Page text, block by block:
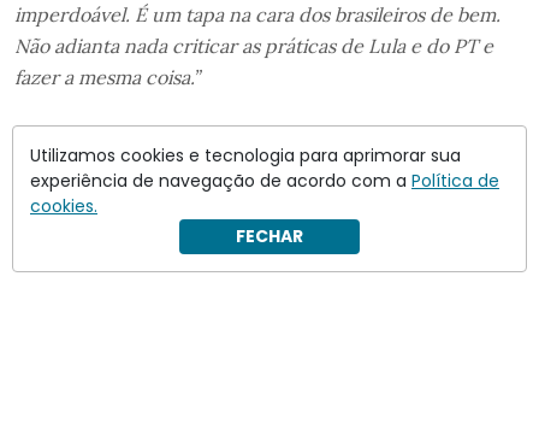
imperdoável. É um tapa na cara dos brasileiros de bem.
Não adianta nada criticar as práticas de Lula e do PT e
fazer a mesma coisa.”
Utilizamos cookies e tecnologia para aprimorar sua
experiência de navegação de acordo com a Política de
cookies.
FECHAR